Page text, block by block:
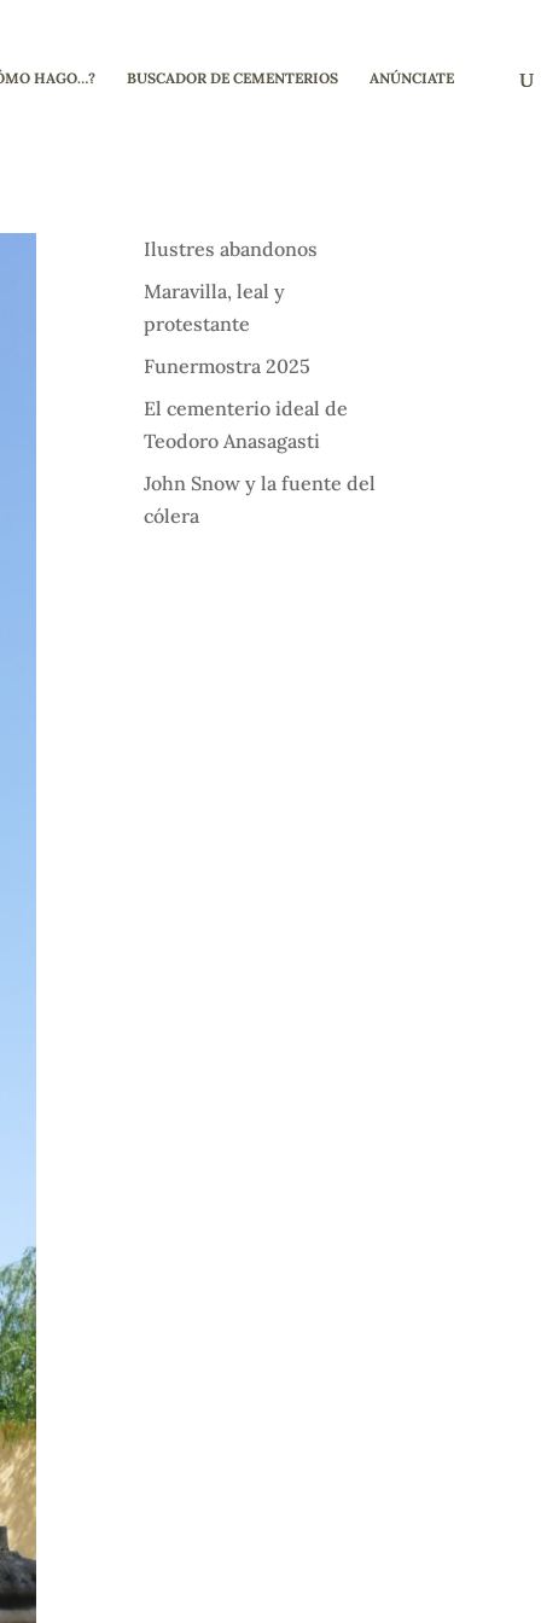
HAGO…? BUSCADOR DE CEMENTERIOS ANÚNCIATE
Ilustres abandonos
Maravilla, leal y
protestante
Funermostra 2025
El cementerio ideal de
Teodoro Anasagasti
John Snow y la fuente del
cólera